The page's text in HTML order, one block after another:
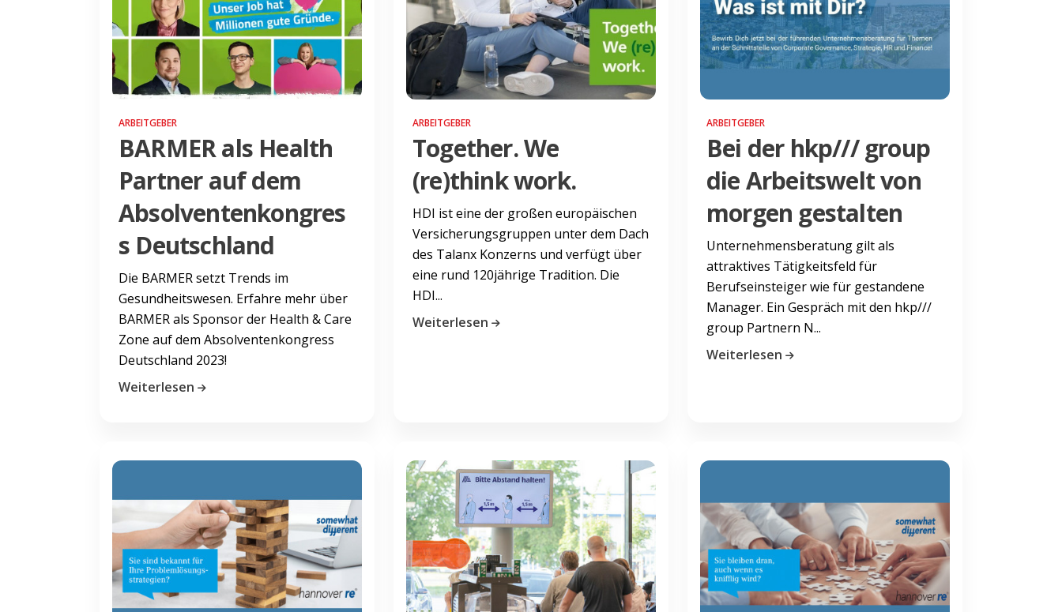
ARBEITGEBER
BARMER als Health
Partner auf dem
Absolventenkongres
s Deutschland
Die BARMER setzt Trends im
Gesundheitswesen. Erfahre mehr über
BARMER als Sponsor der Health & Care
Zone auf dem Absolventenkongress
Deutschland 2023!
Weiterlesen
ARBEITGEBER
Together. We
(re)think work.
HDI ist eine der großen europäischen
Versicherungsgruppen unter dem Dach
des Talanx Konzerns und verfügt über
eine rund 120jährige Tradition. Die
HDI...
Weiterlesen
ARBEITGEBER
Bei der hkp/// group
die Arbeitswelt von
morgen gestalten
Unternehmensberatung gilt als
attraktives Tätigkeitsfeld für
Berufseinsteiger wie für gestandene
Manager. Ein Gespräch mit den hkp///
group Partnern N...
Weiterlesen